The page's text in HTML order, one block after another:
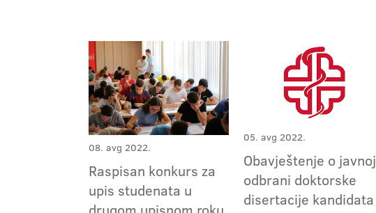
08. avg 2022.
Raspisan konkurs za
upis studenata u
05. avg 2022.
Obavještenje o javnoj
odbrani doktorske
disertacije kandidata